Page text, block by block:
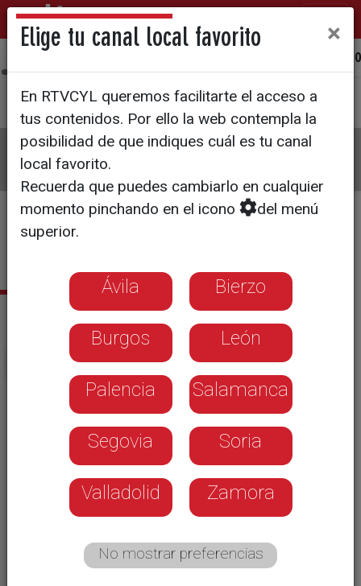
La8 Programas Guía TV Directo
Pulsa aquí si deseas establecer
Citas informativas
De lunes a viernes
Noticias Ávila 14:00 horas
Elige tu canal local favorito ×
En RTVCYL queremos facilitarte el acceso a
tus contenidos. Por ello la web contempla la
posibilidad de que indiques cuál es tu canal
local favorito.
Recuerda que puedes cambiarlo en cualquier
momento pinchando en el icono
del menú
superior.
Ávila Bierzo
Burgos León
Palencia Salamanca
Segovia Soria
Valladolid Zamora
No mostrar preferencias